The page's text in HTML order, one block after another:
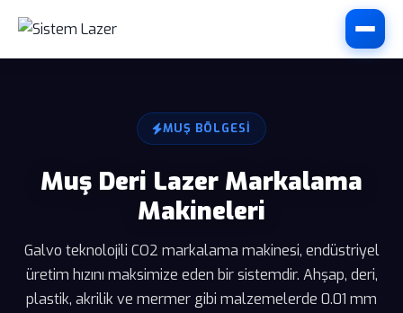
MUŞ BÖLGESI
Muş Deri Lazer Markalama
Makineleri
Galvo teknolojili CO2 markalama makinesi, endüstriyel
üretim hızını maksimize eden bir sistemdir. Ahşap, deri,
plastik, akrilik ve mermer gibi malzemelerde 0.01 mm